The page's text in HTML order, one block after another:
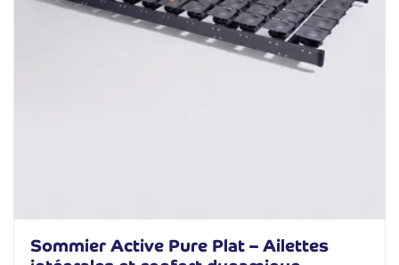
Sommier Active Pure Plat – Ailettes